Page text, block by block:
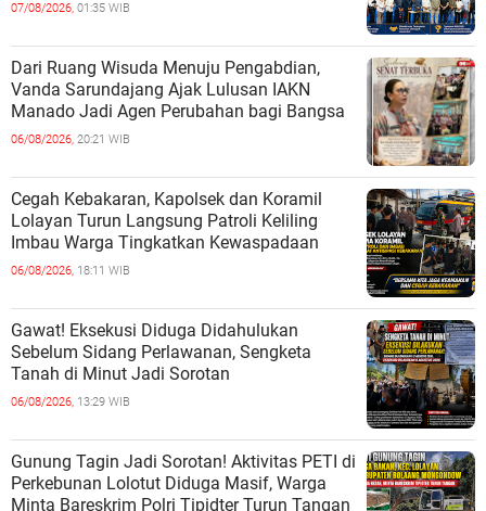
07/08/2026, 01:35 WIB
Dari Ruang Wisuda Menuju Pengabdian,
Vanda Sarundajang Ajak Lulusan IAKN
Manado Jadi Agen Perubahan bagi Bangsa
06/08/2026, 20:21 WIB
Cegah Kebakaran, Kapolsek dan Koramil
Lolayan Turun Langsung Patroli Keliling
Imbau Warga Tingkatkan Kewaspadaan
06/08/2026, 18:11 WIB
Gawat! Eksekusi Diduga Didahulukan
Sebelum Sidang Perlawanan, Sengketa
Tanah di Minut Jadi Sorotan
06/08/2026, 13:29 WIB
Gunung Tagin Jadi Sorotan! Aktivitas PETI di
Perkebunan Lolotut Diduga Masif, Warga
Minta Bareskrim Polri Tipidter Turun Tangan